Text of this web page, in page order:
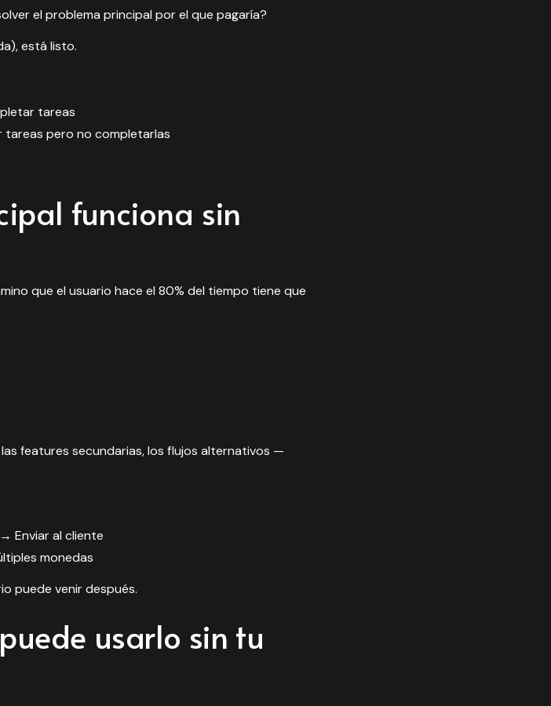
el problema principal por el que pagaría?
está listo.
tareas
tareas pero no completarlas
funciona sin
que el usuario hace el 80% del tiempo tiene que
features secundarias, los flujos alternativos —
Enviar al cliente
monedas
puede venir después.
usarlo sin tu